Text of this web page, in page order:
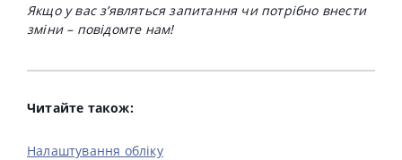
Якщо у вас з’являться запитання чи потрібно внести
зміни – повідомте нам!
Читайте також:
Налаштування обліку